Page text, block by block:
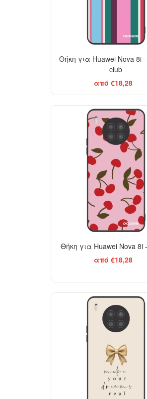
Θήκη για Huawei Nova 8i
club
από €18,28
Θήκη για Huawei Nova 8i
από €18,28